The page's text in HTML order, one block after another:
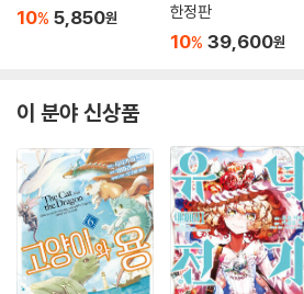
10% 5,850원
한정판
10% 39,600원
이 분야 신상품